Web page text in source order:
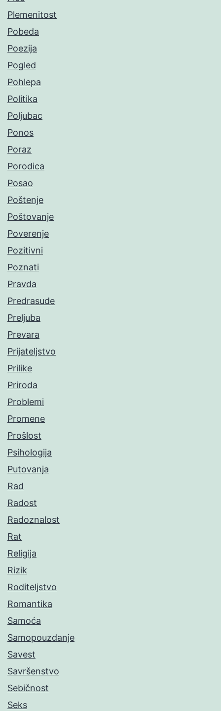
Plemenitost
Pobeda
Poezija
Pogled
Pohlepa
Politika
Poljubac
Ponos
Poraz
Porodica
Posao
Poštenje
Poštovanje
Poverenje
Pozitivni
Poznati
Pravda
Predrasude
Preljuba
Prevara
Prijateljstvo
Prilike
Priroda
Problemi
Promene
Prošlost
Psihologija
Putovanja
Rad
Radost
Radoznalost
Rat
Religija
Rizik
Roditeljstvo
Romantika
Samoća
Samopouzdanje
Savest
Savršenstvo
Sebičnost
Seks